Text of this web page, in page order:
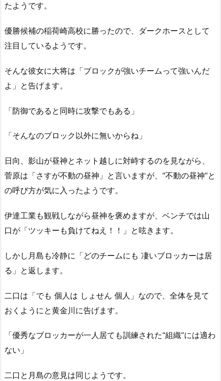
たようです。
優勝候補の稲荷崎高校に勝ったので、ダークホースとして
注目しているようです。
そんな彼女に大将は「ブロックが強いチームって強いんだ
よ」と告げます。
「防御であると同時に攻撃でもある」
「そんなのブロック以外に無いからね」
日向、影山が昼神とネット越しに対峙するのを見ながら、
菅原は「さすが不動の昼神」と言いますが、“不動の昼神”と
の呼び方が気に入ったようです。
伊達工業も観戦しながら昼神を褒めますが、ベンチでは山
口が「ツッキーも負けてねえ！！」と呟きます。
しかし月島も冷静に「どのチームにも 凄いブロッカーは居
る」と返します。
二口は「でも 個人は しょせん 個人」なので、全体を見て
おくようにと黄金川に告げます。
「優秀なブロッカーが一人居ても訓練された“組織”には適わ
ない」
二口と月島の意見は同じようです。